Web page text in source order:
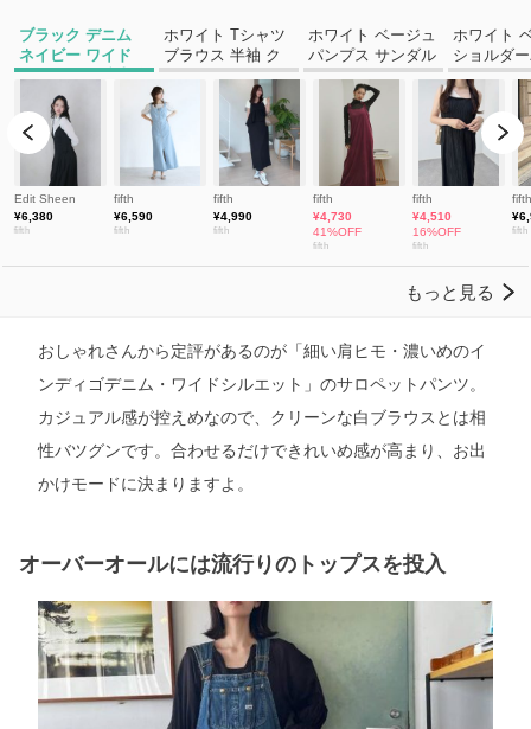
おしゃれさんから定評があるのが「細い肩ヒモ・濃いめのイ
ンディゴデニム・ワイドシルエット」のサロペットパンツ。
カジュアル感が控えめなので、クリーンな白ブラウスとは相
性バツグンです。合わせるだけできれいめ感が高まり、お出
かけモードに決まりますよ。
オーバーオールには流行りのトップスを投入